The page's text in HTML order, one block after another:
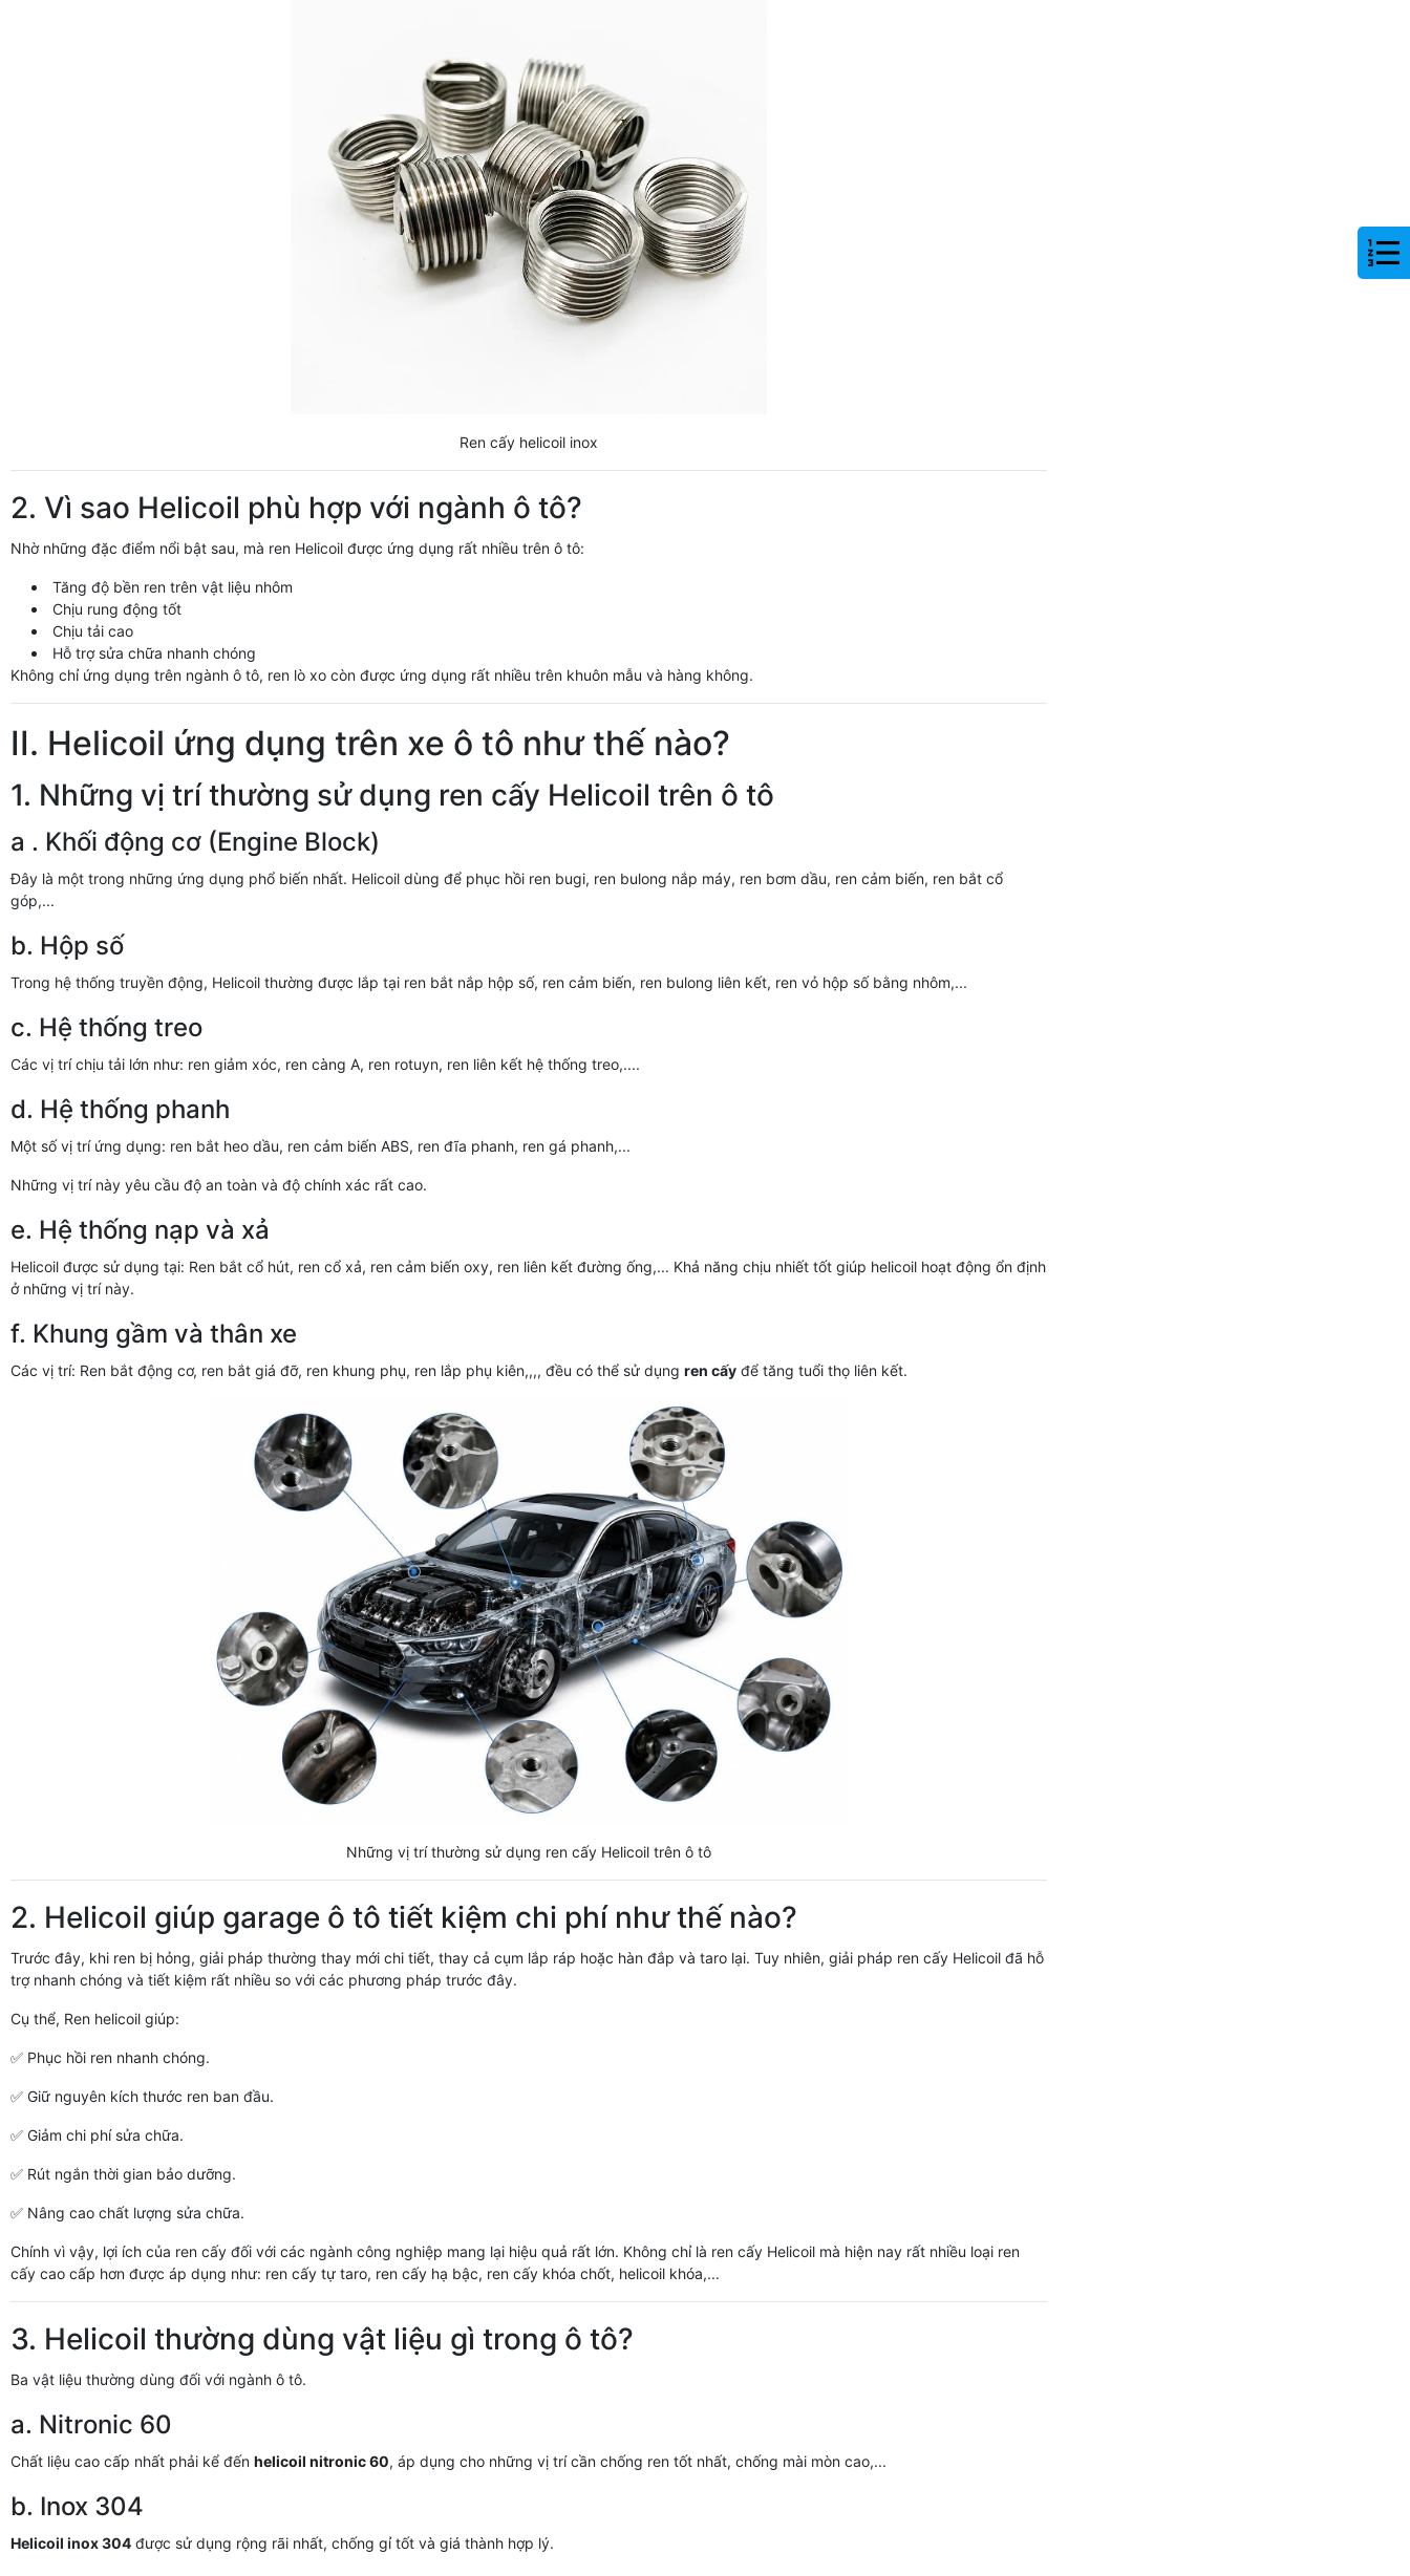
Ren cấy helicoil inox
2. Vì sao Helicoil phù hợp với ngành ô tô?
Nhờ những đặc điểm nổi bật sau, mà ren Helicoil được ứng dụng rất nhiều trên ô tô:
Tăng độ bền ren trên vật liệu nhôm
Chịu rung động tốt
Chịu tải cao
Hỗ trợ sửa chữa nhanh chóng
Không chỉ ứng dụng trên ngành ô tô, ren lò xo còn được ứng dụng rất nhiều trên khuôn mẫu và hàng không.
II. Helicoil ứng dụng trên xe ô tô như thế nào?
1. Những vị trí thường sử dụng ren cấy Helicoil trên ô tô
a . Khối động cơ (Engine Block)
Đây là một trong những ứng dụng phổ biến nhất. Helicoil dùng để phục hồi ren bugi, ren bulong nắp máy, ren bơm dầu, ren cảm biến, ren bắt cổ
góp,...
b. Hộp số
Trong hệ thống truyền động, Helicoil thường được lắp tại ren bắt nắp hộp số, ren cảm biến, ren bulong liên kết, ren vỏ hộp số bằng nhôm,...
c. Hệ thống treo
Các vị trí chịu tải lớn như: ren giảm xóc, ren càng A, ren rotuyn, ren liên kết hệ thống treo,....
d. Hệ thống phanh
Một số vị trí ứng dụng: ren bắt heo dầu, ren cảm biến ABS, ren đĩa phanh, ren gá phanh,...
Những vị trí này yêu cầu độ an toàn và độ chính xác rất cao.
e. Hệ thống nạp và xả
Helicoil được sử dụng tại: Ren bắt cổ hút, ren cổ xả, ren cảm biến oxy, ren liên kết đường ống,... Khả năng chịu nhiết tốt giúp helicoil hoạt động ổn định
ở những vị trí này.
f. Khung gầm và thân xe
Các vị trí: Ren bắt động cơ, ren bắt giá đỡ, ren khung phụ, ren lắp phụ kiên,,,, đều có thể sử dụng ren cấy để tăng tuổi thọ liên kết.
Những vị trí thường sử dụng ren cấy Helicoil trên ô tô
2. Helicoil giúp garage ô tô tiết kiệm chi phí như thế nào?
Trước đây, khi ren bị hỏng, giải pháp thường thay mới chi tiết, thay cả cụm lắp ráp hoặc hàn đắp và taro lại. Tuy nhiên, giải pháp ren cấy Helicoil đã hỗ
trợ nhanh chóng và tiết kiệm rất nhiều so với các phương pháp trước đây.
Cụ thể, Ren helicoil giúp:
✅ Phục hồi ren nhanh chóng.
✅ Giữ nguyên kích thước ren ban đầu.
✅ Giảm chi phí sửa chữa.
✅ Rút ngắn thời gian bảo dưỡng.
✅ Nâng cao chất lượng sửa chữa.
Chính vì vậy, lợi ích của ren cấy đối với các ngành công nghiệp mang lại hiệu quả rất lớn. Không chỉ là ren cấy Helicoil mà hiện nay rất nhiều loại ren
cấy cao cấp hơn được áp dụng như: ren cấy tự taro, ren cấy hạ bậc, ren cấy khóa chốt, helicoil khóa,...
3. Helicoil thường dùng vật liệu gì trong ô tô?
Ba vật liệu thường dùng đối với ngành ô tô.
a. Nitronic 60
Chất liệu cao cấp nhất phải kể đến helicoil nitronic 60, áp dụng cho những vị trí cần chống ren tốt nhất, chống mài mòn cao,...
b. Inox 304
Helicoil inox 304 được sử dụng rộng rãi nhất, chống gỉ tốt và giá thành hợp lý.